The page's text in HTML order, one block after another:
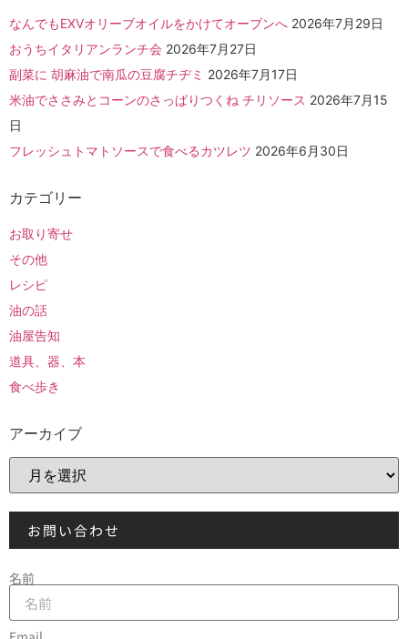
なんでもEXVオリーブオイルをかけてオーブンへ 2026年7月29日
おうちイタリアンランチ会 2026年7月27日
副菜に 胡麻油で南瓜の豆腐チヂミ 2026年7月17日
米油でささみとコーンのさっぱりつくね チリソース 2026年7月15
日
フレッシュトマトソースで食べるカツレツ 2026年6月30日
カテゴリー
お取り寄せ
その他
レシピ
油の話
油屋告知
道具、器、本
食べ歩き
アーカイブ
お問い合わせ
名前